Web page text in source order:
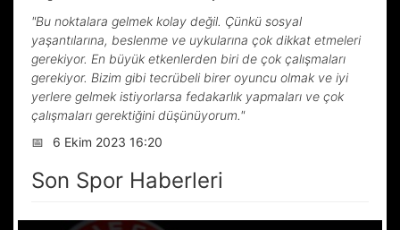
"Bu noktalara gelmek kolay değil. Çünkü sosyal
yaşantılarına, beslenme ve uykularına çok dikkat etmeleri
gerekiyor. En büyük etkenlerden biri de çok çalışmaları
gerekiyor. Bizim gibi tecrübeli birer oyuncu olmak ve iyi
yerlere gelmek istiyorlarsa fedakarlık yapmaları ve çok
çalışmaları gerektiğini düşünüyorum."
📅
6 Ekim 2023 16:20
Son Spor Haberleri